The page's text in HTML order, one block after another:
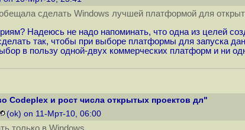
сделать Windows лучшей платформой для
Надеюсь не надо напоминать, что одна из целей
так, чтобы при выборе платформы для запуска
в пользу одной-двух коммерческих платформ и ни
Codeplex и рост числа открытых проектов дл"
(ok) on 11-Мрт-10, 06:00